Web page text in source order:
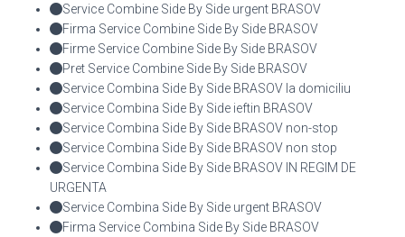
Service Combine Side By Side urgent BRASOV
Firma Service Combine Side By Side BRASOV
Firme Service Combine Side By Side BRASOV
Pret Service Combine Side By Side BRASOV
Service Combina Side By Side BRASOV la domiciliu
Service Combina Side By Side ieftin BRASOV
Service Combina Side By Side BRASOV non-stop
Service Combina Side By Side BRASOV non stop
Service Combina Side By Side BRASOV IN REGIM DE
URGENTA
Service Combina Side By Side urgent BRASOV
Firma Service Combina Side By Side BRASOV